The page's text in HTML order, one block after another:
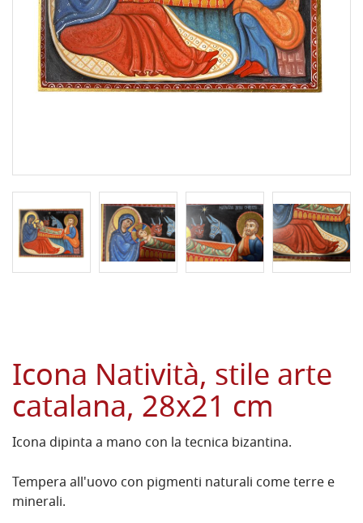
Icona Natività, stile arte
catalana, 28x21 cm
Icona dipinta a mano con la tecnica bizantina.
Tempera all'uovo con pigmenti naturali come terre e
minerali.